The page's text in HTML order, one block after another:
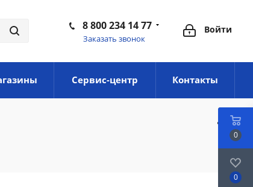
Войти
8 800 234 14 77
Заказать звонок
Сервис-центр Контакты
0
0